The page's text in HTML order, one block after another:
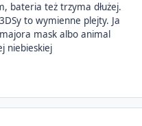
bateria też trzyma dłużej.
to wymienne plejty. Ja
mask albo animal
niebieskiej